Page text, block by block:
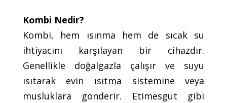
Kombi Nedir?
Kombi, hem ısınma hem de sıcak su
ihtiyacını karşılayan bir cihazdır.
Genellikle doğalgazla çalışır ve suyu
ısıtarak evin ısıtma sistemine veya
musluklara gönderir. Etimesgut gibi